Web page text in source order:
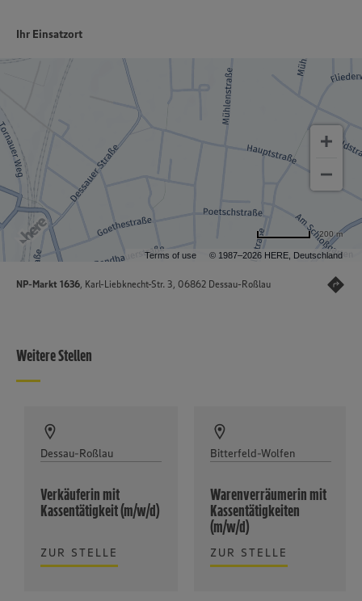
Ihr Einsatzort
Terms of use © 1987–2026 HERE, Deutschland
200 m
NP-Markt 1636, Karl-Liebknecht-Str. 3, 06862 Dessau-Roßlau
Weitere Stellen
Dessau-Roßlau
Verkäuferin mit
Kassentätigkeit (m/w/d)
ZUR STELLE
Bitterfeld-Wolfen
Warenverräumerin mit
Kassentätigkeiten
(m/w/d)
ZUR STELLE